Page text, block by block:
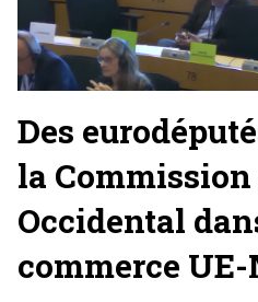
Des
la
Occidental
commerce